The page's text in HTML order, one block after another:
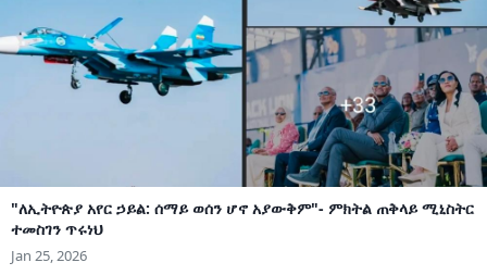
"ለኢትዮጵያ አየር ኃይል: ሰማይ ወሰን ሆኖ አያውቅም"- ምክትል ጠቅላይ ሚኒስትር
ተመስገን ጥሩነህ
Jan 25, 2026